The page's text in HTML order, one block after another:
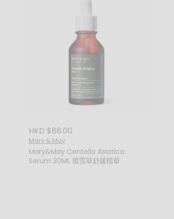
HKD $88.00
Mary & May
Mary&May Centella Asiatica
Serum 30ML 積雪草舒緩精華